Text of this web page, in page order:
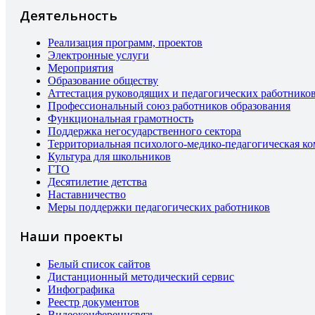
Деятельность
Реализация программ, проектов
Электронные услуги
Мероприятия
Образование обществу
Аттестация руководящих и педагогических работников
Профессиональный союз работников образования
Функциональная грамотность
Поддержка негосударственного сектора
Территориальная психолого-медико-педагогическая
Культура для школьников
ГТО
Десятилетие детства
Наставничество
Меры поддержки педагогических работников
Наши проекты
Белый список сайтов
Дистанционный методический сервис
Инфографика
Реестр документов